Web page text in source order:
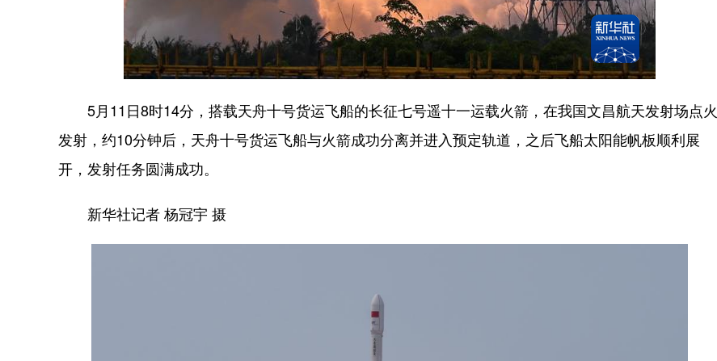
5月11日8时14分，搭载天舟十号货运飞船的长征七号遥十一运载火箭，在我国文昌航天发射场点火
发射，约10分钟后，天舟十号货运飞船与火箭成功分离并进入预定轨道，之后飞船太阳能帆板顺利展
开，发射任务圆满成功。
新华社记者 杨冠宇 摄